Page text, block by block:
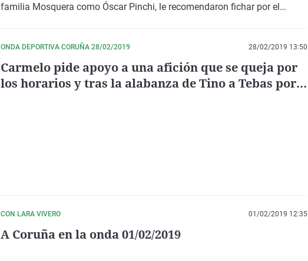
familia Mosquera como Óscar Pinchi, le recomendaron fichar por el
la llamada de Fernando Vidal y no cerraba la opción a venir al Dépor, pero
rival de cara al ascenso a segunda División. De hecho, Pinchi tiene
cláusula de salida a superior categoría cedido, al descender el
ONDA DEPORTIVA CORUÑA 28/02/2019 28/02/2019 13:50
Carmelo pide apoyo a una afición que se queja por
los horarios y tras la alabanza de Tino a Tebas por
CON LARA VIVERO 01/02/2019 12:35
A Coruña en la onda 01/02/2019